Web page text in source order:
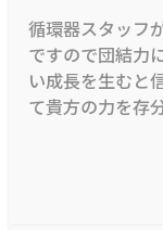
循環器スタッフ
ですので団結力
い成長を生むと
て貴方の力を存